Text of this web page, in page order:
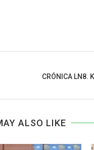
CRÓNICA
ALSO LIKE